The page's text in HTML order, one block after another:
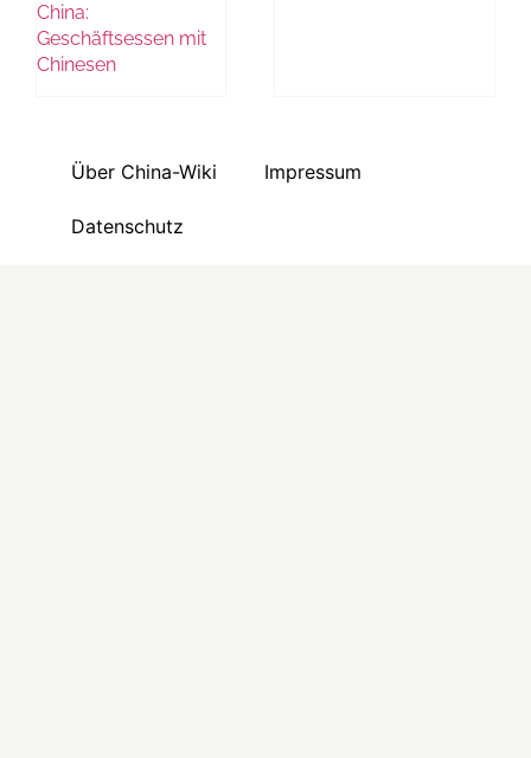
China:
Geschäftsessen mit
Chinesen
Über China-Wiki Impressum
Datenschutz